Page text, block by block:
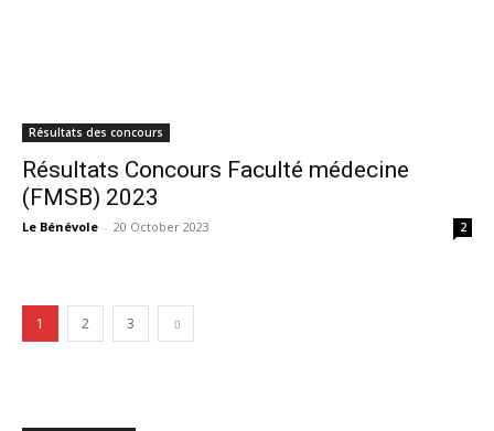
Résultats des concours
Résultats Concours Faculté médecine
(FMSB) 2023
Le Bénévole - 20 October 2023 2
1 2 3